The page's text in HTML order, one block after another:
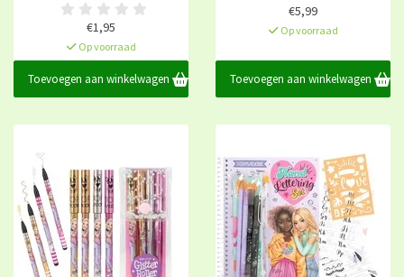
€1,95
Op voorraad
Toevoegen aan winkelwagen
€5,99
Op voorraad
Toevoegen aan winkelwagen